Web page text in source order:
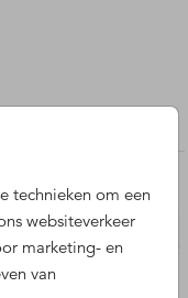
technieken om een
websiteverkeer
marketing- en
van
kindje